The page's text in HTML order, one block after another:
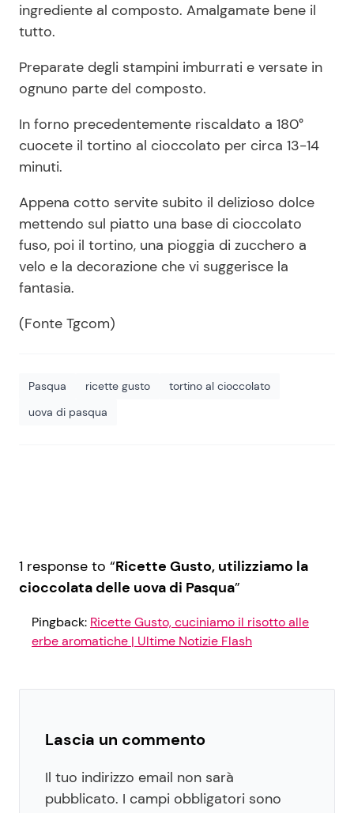
ingrediente al composto. Amalgamate bene il
tutto.
Preparate degli stampini imburrati e versate in
ognuno parte del composto.
In forno precedentemente riscaldato a 180°
cuocete il tortino al cioccolato per circa 13-14
minuti.
Appena cotto servite subito il delizioso dolce
mettendo sul piatto una base di cioccolato
fuso, poi il tortino, una pioggia di zucchero a
velo e la decorazione che vi suggerisce la
fantasia.
(Fonte Tgcom)
Pasqua ricette gusto
tortino al cioccolato
uova di pasqua
1 response to “Ricette Gusto, utilizziamo la
cioccolata delle uova di Pasqua”
Pingback: Ricette Gusto, cuciniamo il risotto alle
erbe aromatiche | Ultime Notizie Flash
Lascia un commento
Il tuo indirizzo email non sarà
pubblicato. I campi obbligatori sono